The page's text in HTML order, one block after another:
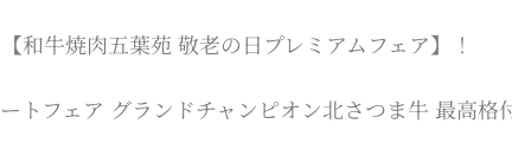
和牛焼肉五葉苑 敬老の日プレミアムフェア】！
トフェア グランドチャンピオン北さつま牛 最高格